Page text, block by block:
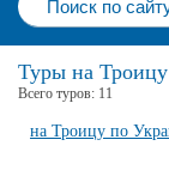
Туры на
Всего туров: 11
на Троицу по